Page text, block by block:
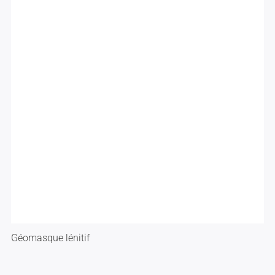
Géomasque lénitif